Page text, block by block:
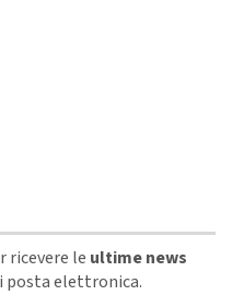
ricevere le ultime news
posta elettronica.